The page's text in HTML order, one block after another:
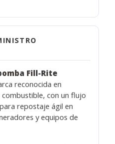
Fill-Rite
reconocida en
con un flujo
para repostaje ágil en
y equipos de